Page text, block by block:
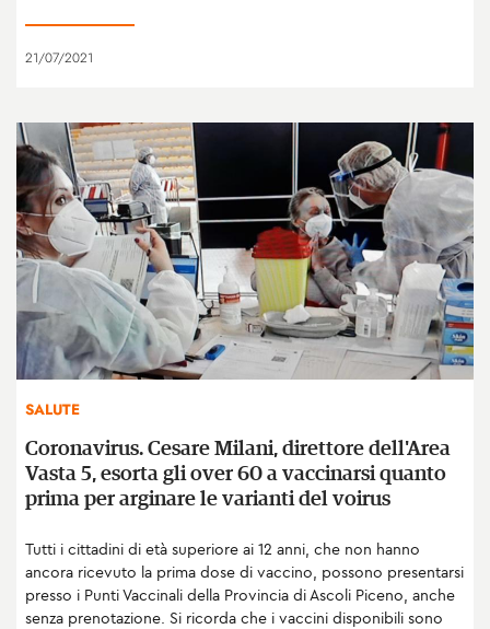
21/07/2021
SALUTE
Coronavirus. Cesare Milani, direttore dell'Area
Vasta 5, esorta gli over 60 a vaccinarsi quanto
prima per arginare le varianti del voirus
Tutti i cittadini di età superiore ai 12 anni, che non hanno
ancora ricevuto la prima dose di vaccino, possono presentarsi
presso i Punti Vaccinali della Provincia di Ascoli Piceno, anche
senza prenotazione. Si ricorda che i vaccini disponibili sono